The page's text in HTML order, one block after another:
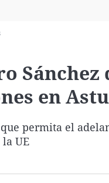
en
permita el
UE